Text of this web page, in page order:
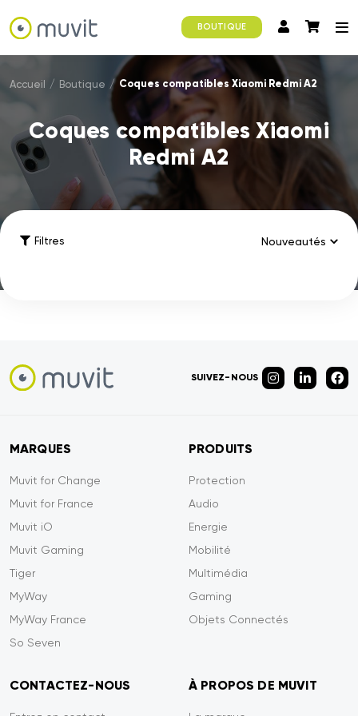
BOUTIQUE
Accueil / Boutique / Coques compatibles Xiaomi Redmi A2
Coques compatibles Xiaomi
Redmi A2
Filtres
SUIVEZ-NOUS
MARQUES
Muvit for Change
Muvit for France
Muvit iO
Muvit Gaming
Tiger
MyWay
MyWay France
So Seven
PRODUITS
Protection
Audio
Energie
Mobilité
Multimédia
Gaming
Objets Connectés
CONTACTEZ-NOUS À PROPOS DE MUVIT